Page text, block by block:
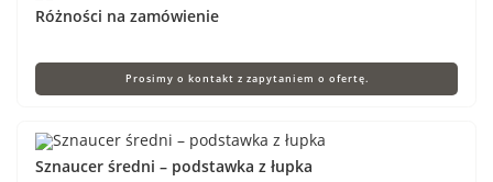
Różności na zamówienie
Prosimy o kontakt z zapytaniem o ofertę.
Sznaucer średni – podstawka z łupka